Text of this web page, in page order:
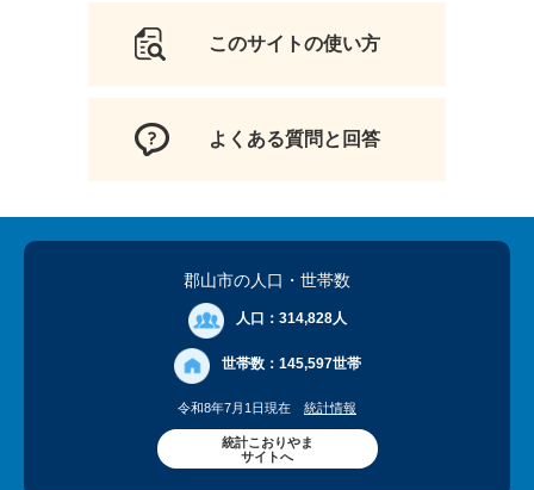
このサイトの使い方
よくある質問と回答
郡山市の人口 ・世帯数
人口： 314,828人
世帯数： 145,597世帯
令和8年7月1日現在 統計情報
統計こおりやま
サイトへ